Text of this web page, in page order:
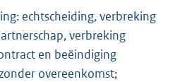
echtscheiding, verbreking
verbreking
en beëindiging
overeenkomst;